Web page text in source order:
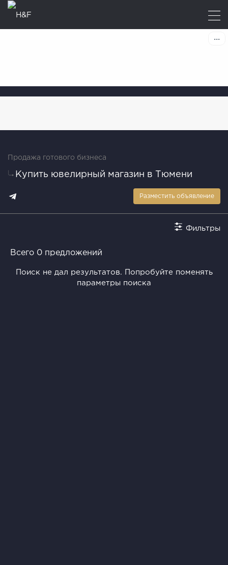
Продажа готового бизнеса
Купить ювелирный магазин в Тюмени
Разместить объявление
Фильтры
Всего 0 предложений
Поиск не дал результатов. Попробуйте поменять
параметры поиска